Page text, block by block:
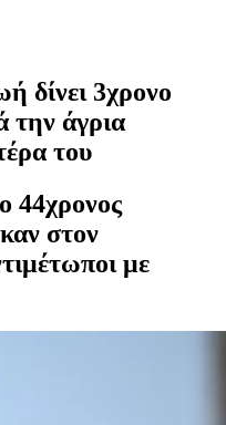
δίνει 3χρονο
άγρια
του
44χρονος
στον
με